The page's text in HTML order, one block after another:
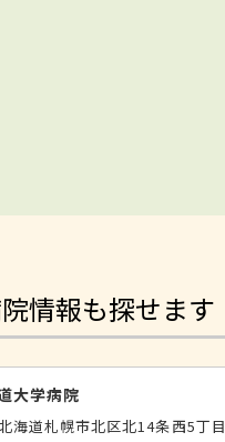
情報も探せます
大学病院
海道札幌市北区北14条西5丁目